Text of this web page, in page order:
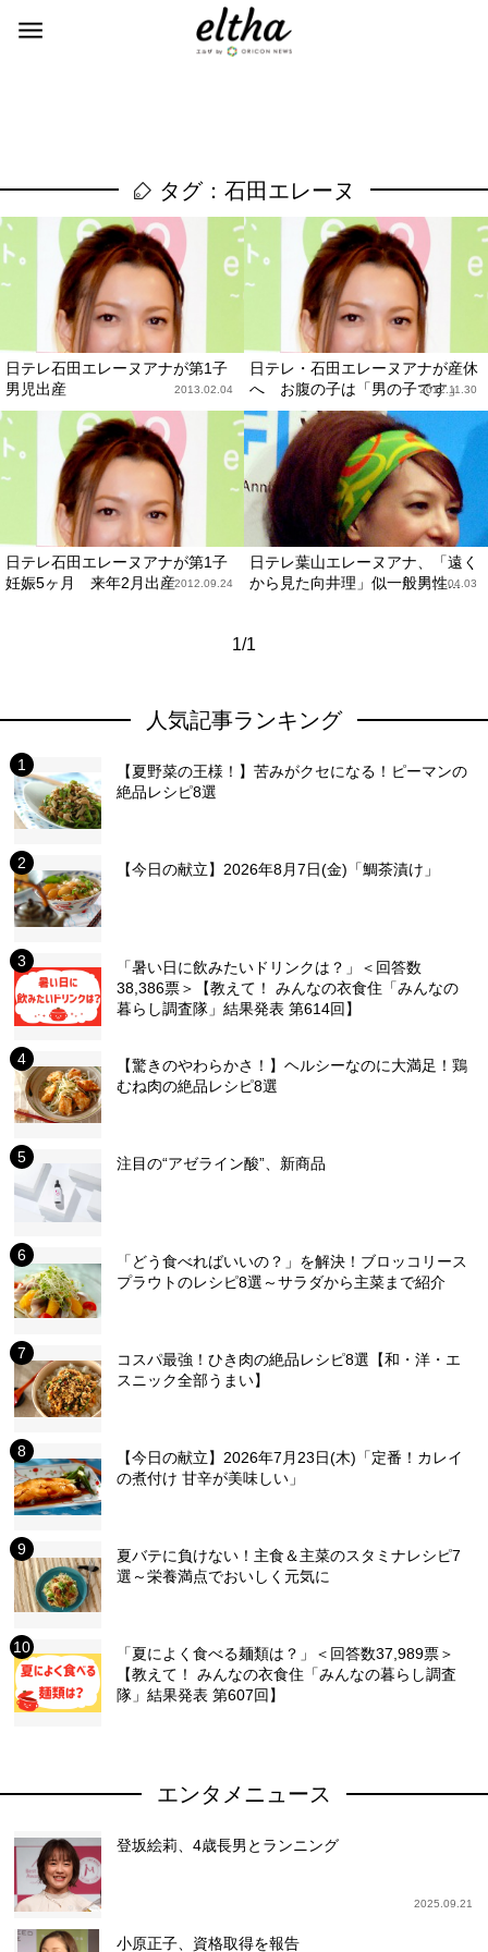
タグ：石田エレーヌ
日テレ石田エレーヌアナが第1子
男児出産
2013.02.04
日テレ・石田エレーヌアナが産休
へ お腹の子は「男の子です」
2012.11.30
日テレ石田エレーヌアナが第1子
妊娠5ヶ月 来年2月出産2012.09.24
日テレ葉山エレーヌアナ、「遠く
から見た向井理」似一般男性...
2012.04.03
1/1
人気記事ランキング
【夏野菜の王様！】苦みがクセになる！ピーマンの
絶品レシピ8選
【今日の献立】2026年8月7日(金)「鯛茶漬け」
「暑い日に飲みたいドリンクは？」＜回答数
38,386票＞【教えて！ みんなの衣食住「みんなの
暮らし調査隊」結果発表 第614回】
【驚きのやわらかさ！】ヘルシーなのに大満足！鶏
むね肉の絶品レシピ8選
注目の“アゼライン酸”、新商品
「どう食べればいいの？」を解決！ブロッコリース
プラウトのレシピ8選～サラダから主菜まで紹介
コスパ最強！ひき肉の絶品レシピ8選【和・洋・エ
スニック全部うまい】
【今日の献立】2026年7月23日(木)「定番！カレイ
の煮付け 甘辛が美味しい」
夏バテに負けない！主食＆主菜のスタミナレシピ7
選～栄養満点でおいしく元気に
「夏によく食べる麺類は？」＜回答数37,989票＞
【教えて！ みんなの衣食住「みんなの暮らし調査
隊」結果発表 第607回】
エンタメニュース
登坂絵莉、4歳長男とランニング
2025.09.21
小原正子、資格取得を報告